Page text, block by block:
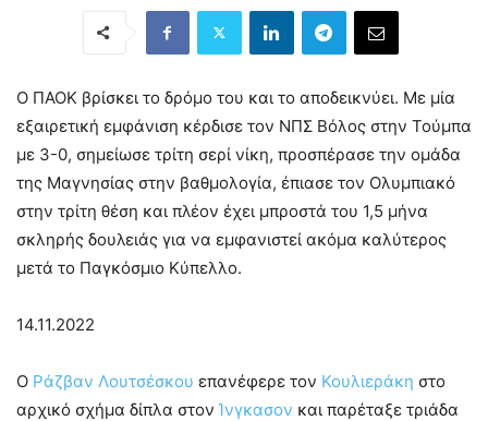
Ο ΠΑΟΚ βρίσκει το δρόμο του και το αποδεικνύει. Με μία
εξαιρετική εμφάνιση κέρδισε τον ΝΠΣ Βόλος στην Τούμπα
με 3-0, σημείωσε τρίτη σερί νίκη, προσπέρασε την ομάδα
της Μαγνησίας στην βαθμολογία, έπιασε τον Ολυμπιακό
στην τρίτη θέση και πλέον έχει μπροστά του 1,5 μήνα
σκληρής δουλειάς για να εμφανιστεί ακόμα καλύτερος
μετά το Παγκόσμιο Κύπελλο.
14.11.2022
O Ράζβαν Λουτσέσκου επανέφερε τον Κουλιεράκη στο
αρχικό σχήμα δίπλα στον Ίνγκασον και παρέταξε τριάδα